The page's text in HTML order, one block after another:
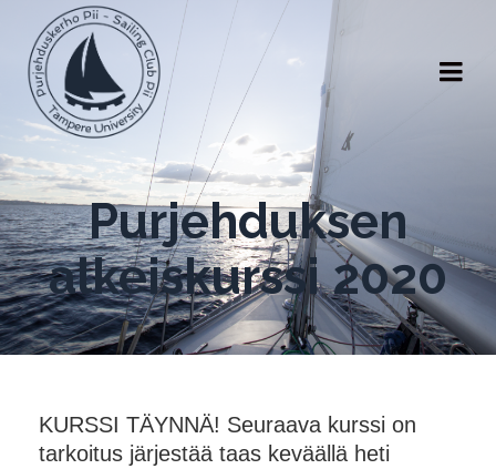
Purjehduksen
alkeiskurssi 2020
KURSSI TÄYNNÄ! Seuraava kurssi on
tarkoitus järjestää taas keväällä heti